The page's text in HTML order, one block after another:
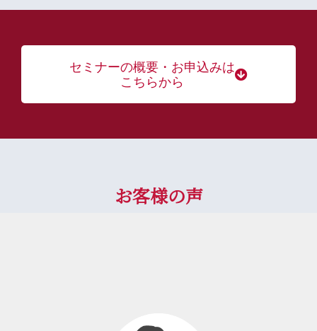
セミナーの概要・お申込みは
こちらから
お客様の声